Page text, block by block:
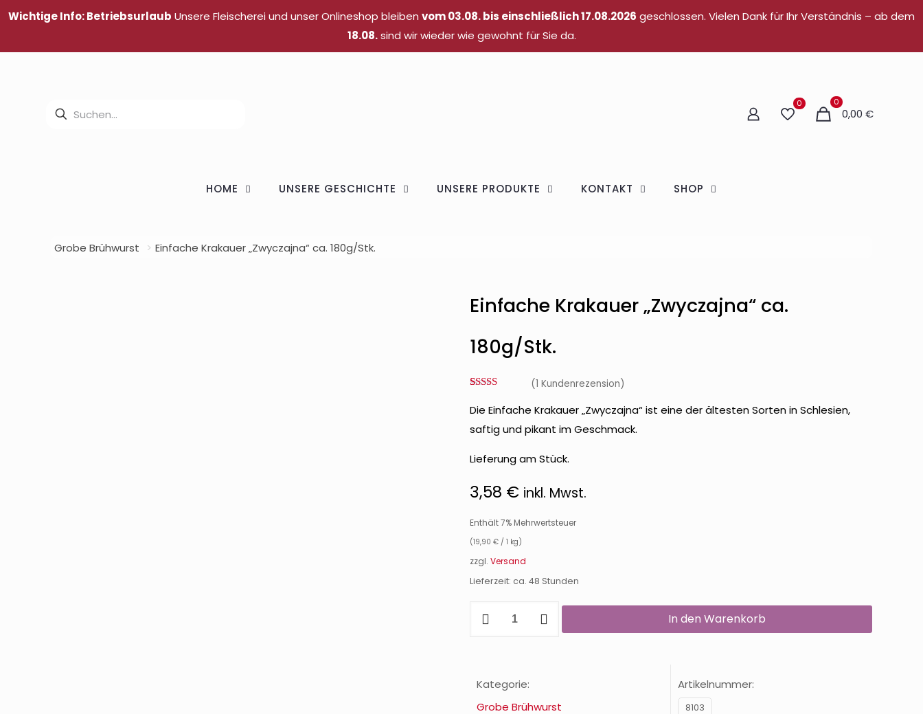
0 0
0,00 €
HOME UNSERE GESCHICHTE UNSERE PRODUKTE KONTAKT SHOP
Grobe Brühwurst > Einfache Krakauer „Zwyczajna“ ca. 180g/Stk.
Einfache Krakauer „Zwyczajna“ ca.
180g/Stk.
5.00von 5,
basierend
auf
Kundenbewertung
(1 Kundenrezension)
Die Einfache Krakauer „Zwyczajna“ ist eine der ältesten Sorten in Schlesien,
saftig und pikant im Geschmack.
Lieferung am Stück.
3,58 € inkl. Mwst.
Enthält 7% Mehrwertsteuer
(19,90 € / 1 kg)
zzgl. Versand
Lieferzeit: ca. 48 Stunden
In den Warenkorb
Kategorie:
Grobe Brühwurst
Artikelnummer:
8103
Wichtige Info: Betriebsurlaub Unsere Fleischerei und unser Onlineshop bleiben vom 03.08. bis einschließlich 17.08.2026 geschlossen. Vielen Dank für Ihr Verständnis – ab dem
18.08.sind wir wieder wie gewohnt für Sie da.